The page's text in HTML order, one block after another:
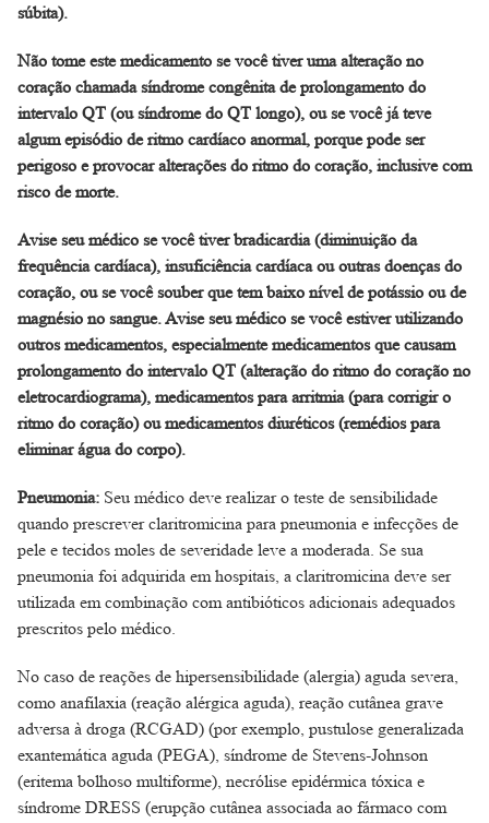
súbita).
Não tome este medicamento se você tiver uma alteração no
coração chamada síndrome congênita de prolongamento do
intervalo QT (ou síndrome do QT longo), ou se você já teve
algum episódio de ritmo cardíaco anormal, porque pode ser
perigoso e provocar alterações do ritmo do coração, inclusive com
risco de morte.
Avise seu médico se você tiver bradicardia (diminuição da
frequência cardíaca), insuficiência cardíaca ou outras doenças do
coração, ou se você souber que tem baixo nível de potássio ou de
magnésio no sangue. Avise seu médico se você estiver utilizando
outros medicamentos, especialmente medicamentos que causam
prolongamento do intervalo QT (alteração do ritmo do coração no
eletrocardiograma), medicamentos para arritmia (para corrigir o
ritmo do coração) ou medicamentos diuréticos (remédios para
eliminar água do corpo).
Pneumonia: Seu médico deve realizar o teste de sensibilidade
quando prescrever claritromicina para pneumonia e infecções de
pele e tecidos moles de severidade leve a moderada. Se sua
pneumonia foi adquirida em hospitais, a claritromicina deve ser
utilizada em combinação com antibióticos adicionais adequados
prescritos pelo médico.
No caso de reações de hipersensibilidade (alergia) aguda severa,
como anafilaxia (reação alérgica aguda), reação cutânea grave
adversa à droga (RCGAD) (por exemplo, pustulose generalizada
exantemática aguda (PEGA), síndrome de Stevens-Johnson
(eritema bolhoso multiforme), necrólise epidérmica tóxica e
síndrome DRESS (erupção cutânea associada ao fármaco com